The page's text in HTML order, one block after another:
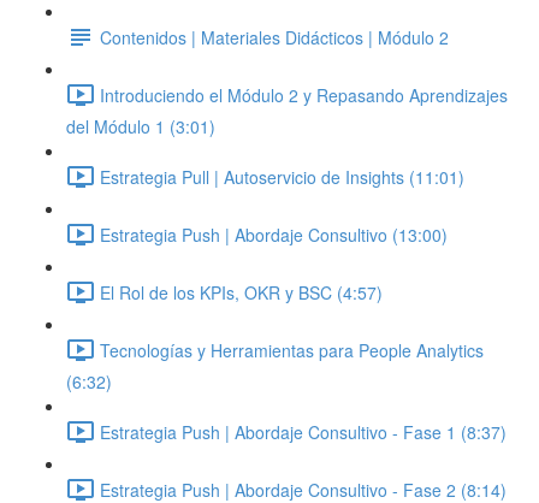
Contenidos | Materiales Didácticos | Módulo 2
Introduciendo el Módulo 2 y Repasando Aprendizajes
del Módulo 1 (3:01)
Estrategia Pull | Autoservicio de Insights (11:01)
Estrategia Push | Abordaje Consultivo (13:00)
El Rol de los KPIs, OKR y BSC (4:57)
Tecnologías y Herramientas para People Analytics
(6:32)
Estrategia Push | Abordaje Consultivo - Fase 1 (8:37)
Estrategia Push | Abordaje Consultivo - Fase 2 (8:14)